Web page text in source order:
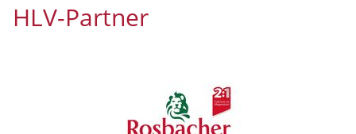
HLV-Partner